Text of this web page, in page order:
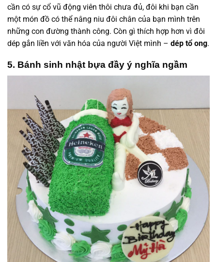
cần có sự cổ vũ động viên thôi chưa đủ, đôi khi bạn cần
một món đồ có thể nâng niu đôi chân của bạn mình trên
những con đường thành công. Còn gì thích hợp hơn vì đôi
dép gắn liền với văn hóa của người Việt mình – dép tổ ong.
5. Bánh sinh nhật bựa đầy ý nghĩa ngầm